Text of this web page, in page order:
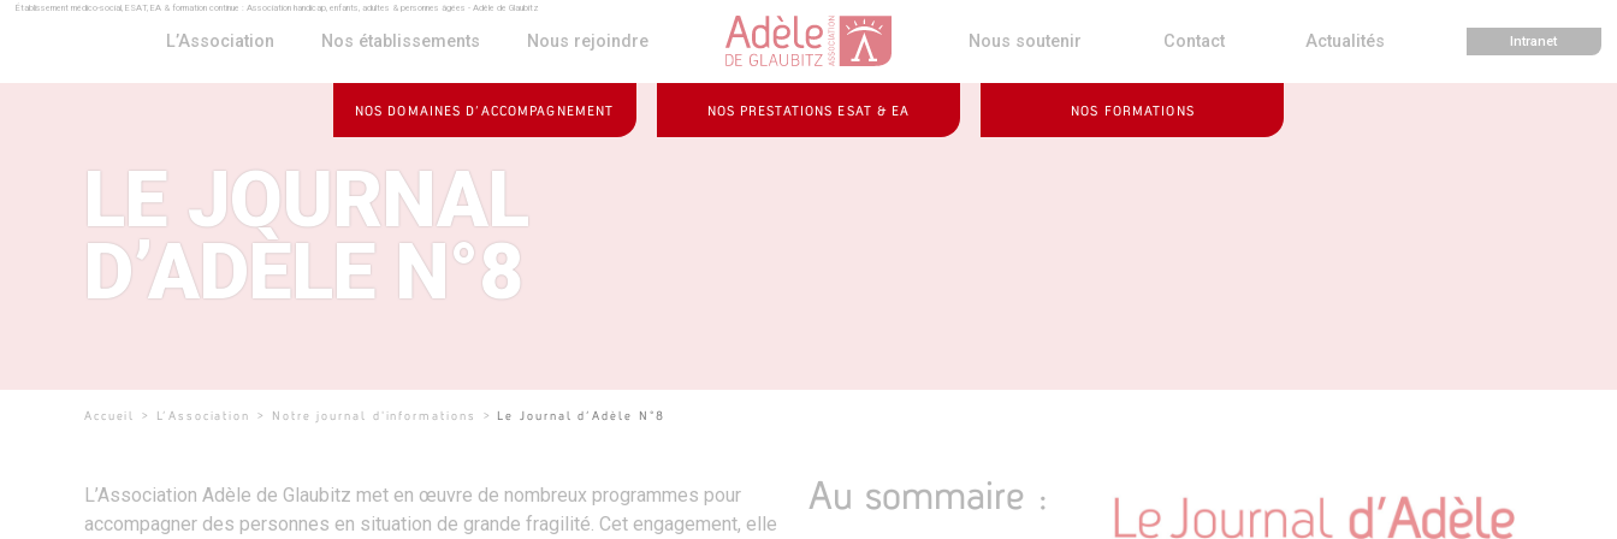
Panneau de gestion des cookies
Établissement médico-social, ESAT, EA & formation continue : Association handicap, enfants, adultes & personnes âgées - Adèle de Glaubitz
L’Association Nos établissements Nous rejoindre Nous soutenir Contact Actualités Intranet
NOS DOMAINES D’ACCOMPAGNEMENT NOS PRESTATIONS ESAT & EA NOS FORMATIONS
LE JOURNAL
D’ADÈLE N°8
Accueil > L’Association > Notre journal d'informations > Le Journal d’Adèle N°8
L’Association Adèle de Glaubitz met en œuvre de nombreux programmes pour
accompagner des personnes en situation de grande fragilité. Cet engagement, elle
Au sommaire :